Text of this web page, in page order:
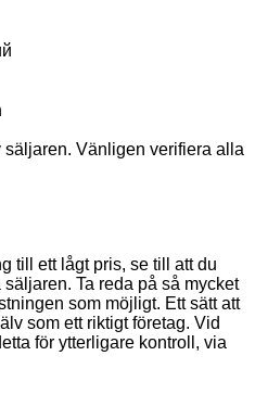
Vänligen verifiera alla
till ett lågt pris, se till att du
Ta reda på så mycket
som möjligt. Ett sätt att
som ett riktigt företag. Vid
för ytterligare kontroll, via